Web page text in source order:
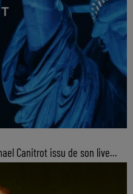
Canitrot issu de son live...